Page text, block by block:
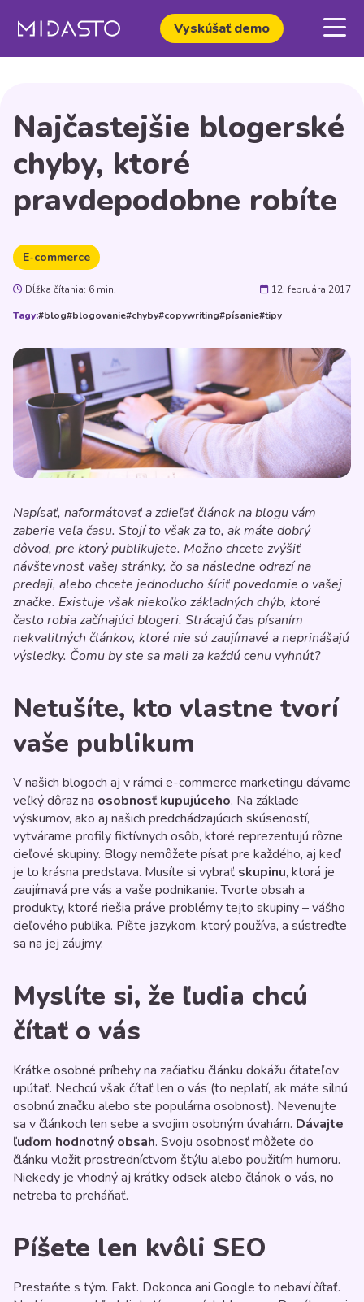
Vyskúšať demo
Najčastejšie blogerské
chyby, ktoré
pravdepodobne robíte
E-commerce
Dĺžka čítania: 6 min.
12. februára 2017
Tagy:#blog#blogovanie#chyby#copywriting#písanie#tipy
Napísať, naformátovať a zdieľať článok na blogu vám
zaberie veľa času. Stojí to však za to, ak máte dobrý
dôvod, pre ktorý publikujete. Možno chcete zvýšiť
návštevnosť vašej stránky, čo sa následne odrazí na
predaji, alebo chcete jednoducho šíriť povedomie o vašej
značke. Existuje však niekoľko základných chýb, ktoré
často robia začínajúci blogeri. Strácajú čas písaním
nekvalitných článkov, ktoré nie sú zaujímavé a neprinášajú
výsledky. Čomu by ste sa mali za každú cenu vyhnúť?
Netušíte, kto vlastne tvorí
vaše publikum
V našich blogoch aj v rámci e-commerce marketingu dávame
veľký dôraz na osobnosť kupujúceho. Na základe
výskumov, ako aj našich predchádzajúcich skúseností,
vytvárame profily fiktívnych osôb, ktoré reprezentujú rôzne
cieľové skupiny. Blogy nemôžete písať pre každého, aj keď
je to krásna predstava. Musíte si vybrať skupinu, ktorá je
zaujímavá pre vás a vaše podnikanie. Tvorte obsah a
produkty, ktoré riešia práve problémy tejto skupiny – vášho
cieľového publika. Píšte jazykom, ktorý používa, a sústreďte
sa na jej záujmy.
Myslíte si, že ľudia chcú
čítať o vás
Krátke osobné príbehy na začiatku článku dokážu čitateľov
upútať. Nechcú však čítať len o vás (to neplatí, ak máte silnú
osobnú značku alebo ste populárna osobnosť). Nevenujte
sa v článkoch len sebe a svojim osobným úvahám. Dávajte
ľuďom hodnotný obsah. Svoju osobnosť môžete do
článku vložiť prostredníctvom štýlu alebo použitím humoru.
Niekedy je vhodný aj krátky odsek alebo článok o vás, no
netreba to preháňať.
Píšete len kvôli SEO
Prestaňte s tým. Fakt. Dokonca ani Google to nebaví čítať.